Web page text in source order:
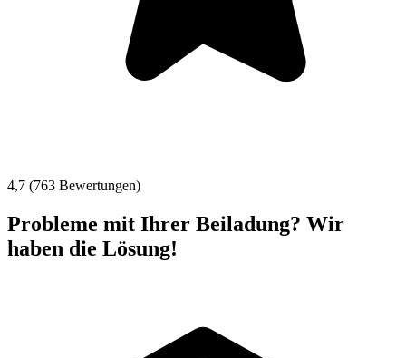
4,7 (763 Bewertungen)
Probleme mit Ihrer Beiladung? Wir
haben die Lösung!